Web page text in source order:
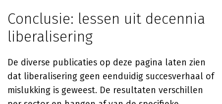
Conclusie: lessen uit decennia
liberalisering
De diverse publicaties op deze pagina laten zien
dat liberalisering geen eenduidig succesverhaal of
mislukking is geweest. De resultaten verschillen